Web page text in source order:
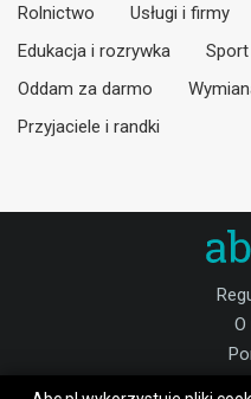
Rolnictwo
Usługi i firmy
Edukacja i rozrywka
Oddam za darmo
Przyjaciele i randki
O